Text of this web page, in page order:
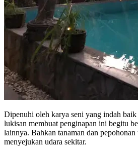
Dipenuhi oleh karya seni yang indah
lukisan membuat penginapan ini begitu
lainnya. Bahkan tanaman dan
menyejukan udara sekitar.